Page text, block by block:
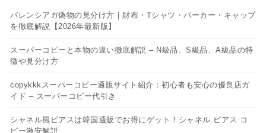
バレンシアガ偽物の見分け方｜財布・Tシャツ・パーカー・キャップ
を徹底解説【2026年最新版】
スーパーコピーと本物の違い徹底解説 – N級品、S級品、A級品の特
徴や見分け方
copykkkスーパーコピー通販サイト紹介：初心者も安心の優良店ガ
イド – スーパーコピー代引き
シャネル風ピアスは韓国通販でお得にゲット！シャネル ピアス コ
ピー​激安解説